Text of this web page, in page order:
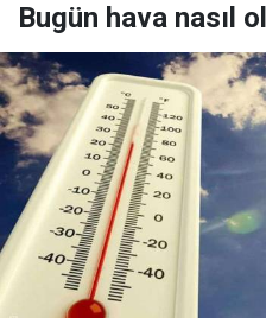
Bugün hava nasıl